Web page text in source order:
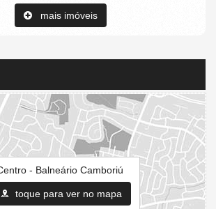
mais imóveis
- Balneário Camboriú
toque para ver no mapa